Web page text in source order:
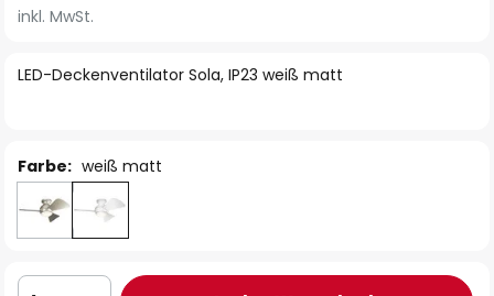
der
springen
LED-Deckenventilator Sola, IP23 weiß matt
inkl. MwSt.
Farbe: weiß matt